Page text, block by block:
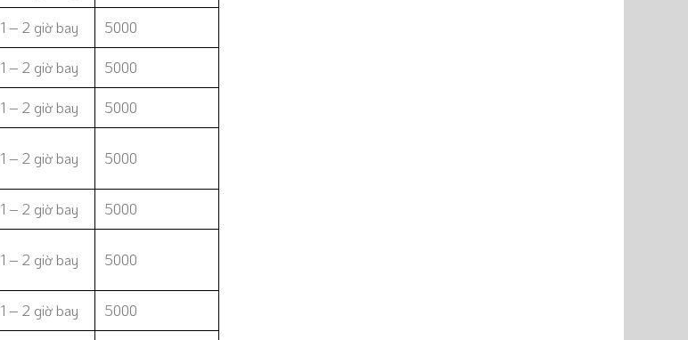
1 – 2 giờ bay 5000
1 – 2 giờ bay 5000
1 – 2 giờ bay 5000
1 – 2 giờ bay 5000
1 – 2 giờ bay 5000
1 – 2 giờ bay 5000
1 – 2 giờ bay 5000